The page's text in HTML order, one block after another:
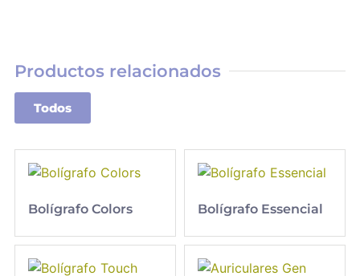
Productos relacionados
Todos
Bolígrafo Colors Bolígrafo Essencial